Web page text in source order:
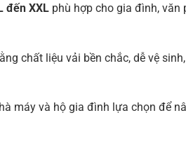
đến XXL phù hợp cho gia đình, văn
chất liệu vải bền chắc, dễ vệ
máy và hộ gia đình lựa chọn để